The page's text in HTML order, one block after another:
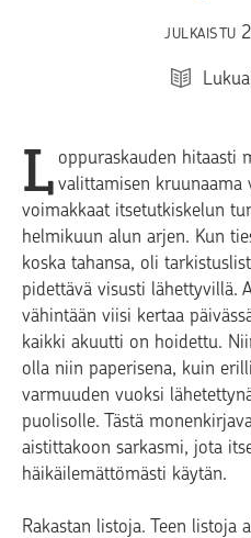
JULKAISTU
L oppuraskauden hitaasti
valittamisen kruunaama
voimakkaat itsetutkiskelun
helmikuun alun arjen. Kun
koska tahansa, oli
pidettävä visusti lähettyvillä.
vähintään viisi kertaa
kaikki akuutti on hoidettu.
olla niin paperisena, kuin
varmuuden vuoksi
puolisolle. Tästä
aistittakoon sarkasmi, jota
häikäilemättömästi käytän.
Rakastan listoja. Teen